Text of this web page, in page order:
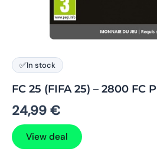
✅In stock
FC 25 (FIFA 25) – 2800 FC
24,99 €
View deal